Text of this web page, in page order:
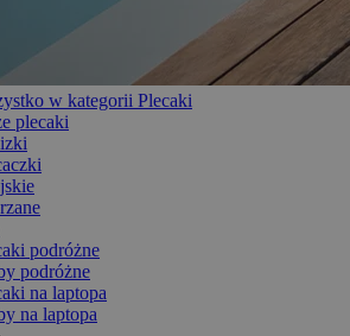
w kategorii Plecaki
plecaki
podróżne
podróżne
na laptopa
na laptopa